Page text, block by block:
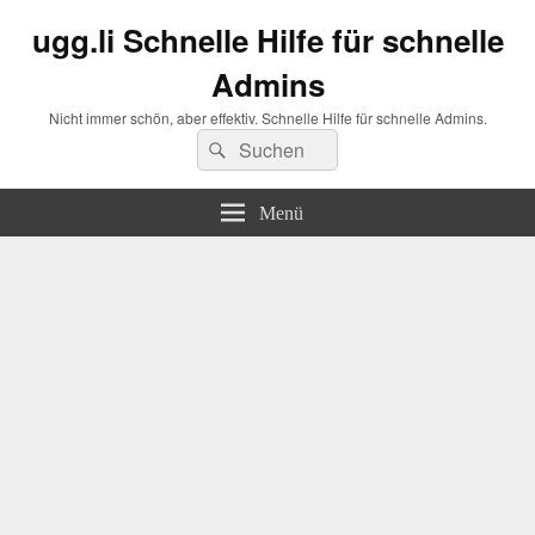
ugg.li Schnelle Hilfe für schnelle
Admins
Nicht immer schön, aber effektiv. Schnelle Hilfe für schnelle Admins.
Suchen
nach:
Suchen
Menü